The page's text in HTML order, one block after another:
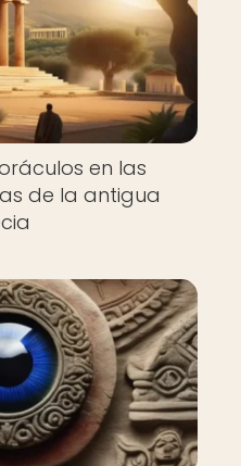
en las
de la antigua